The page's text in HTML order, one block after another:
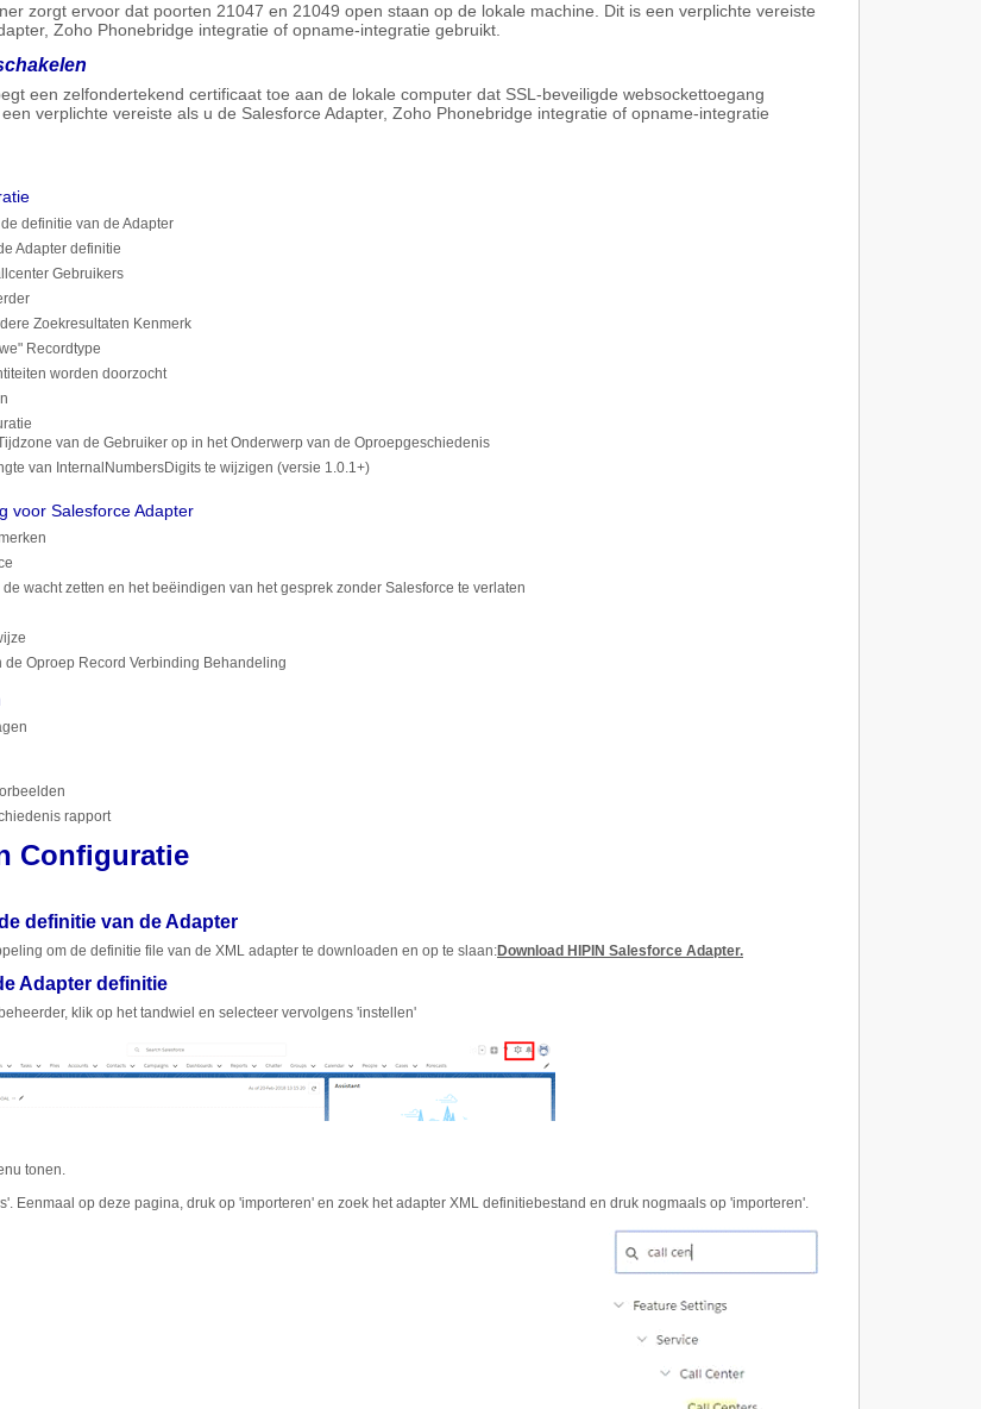
zorgt ervoor dat poorten 21047 en 21049 open staan op de lokale machine. Dit is een verplichte vereiste
Zoho Phonebridge integratie of opname-integratie gebruikt.
een zelfondertekend certificaat toe aan de lokale computer dat SSL-beveiligde websockettoegang
verplichte vereiste als u de Salesforce Adapter, Zoho Phonebridge integratie of opname-integratie
definitie van de Adapter
Adapter definitie
Gebruikers
Zoekresultaten Kenmerk
Recordtype
worden doorzocht
van de Gebruiker op in het Onderwerp van de Oproepgeschiedenis
van InternalNumbersDigits te wijzigen (versie 1.0.1+)
voor Salesforce Adapter
wacht zetten en het beëindigen van het gesprek zonder Salesforce te verlaten
de Oproep Record Verbinding Behandeling
rapport
Configuratie
definitie van de Adapter
om de definitie file van de XML adapter te downloaden en op te slaan:Download HIPIN Salesforce Adapter.
Adapter definitie
klik op het tandwiel en selecteer vervolgens 'instellen'
tonen.
Eenmaal op deze pagina, druk op 'importeren' en zoek het adapter XML definitiebestand en druk nogmaals op 'importeren'.